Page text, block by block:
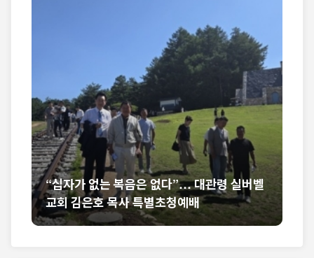
“십자가 없는 복음은 없다”… 대관령 실버벨
교회 김은호 목사 특별초청예배